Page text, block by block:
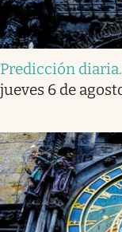
Predicción diaria.
jueves 6 de